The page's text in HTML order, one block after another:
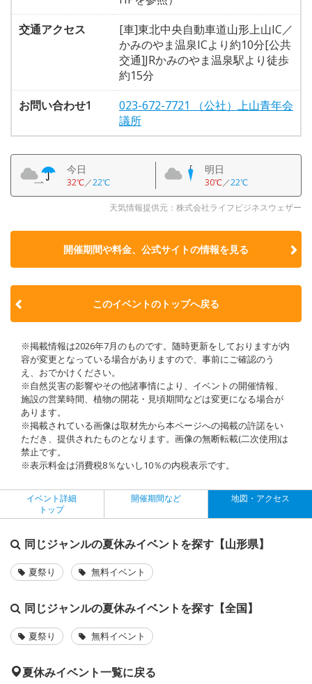
交通アクセス
[車]東北中央自動車道山形上山IC／
かみのやま温泉ICより約10分[公共
交通]JRかみのやま温泉駅より徒歩
約15分
お問い合わせ1
023-672-7721 （公社）上山青年会
議所
今日
32℃／22℃
明日
30℃／22℃
天気情報提供元：株式会社ライフビジネスウェザー
開催期間や料金、公式サイトの情報を見る
このイベントのトップへ戻る
※掲載情報は2026年7月のものです。随時更新をしておりますが内
容が変更となっている場合がありますので、事前にご確認のう
え、おでかけください。
※自然災害の影響やその他諸事情により、イベントの開催情報、
施設の営業時間、植物の開花・見頃期間などは変更になる場合が
あります。
※掲載されている画像は取材先から本ページへの掲載の許諾をい
ただき、提供されたものとなります。画像の無断転載(二次使用)は
禁止です。
※表示料金は消費税8％ないし10％の内税表示です。
イベント詳細
トップ
開催期間など 地図・アクセス
同じジャンルの夏休みイベントを探す【山形県】
夏祭り 無料イベント
同じジャンルの夏休みイベントを探す【全国】
夏祭り 無料イベント
夏休みイベント一覧に戻る